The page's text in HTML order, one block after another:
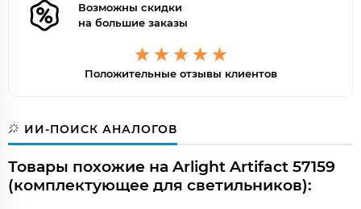
Возможны скидки
на большие заказы
Положительные отзывы клиентов
ИИ-ПОИСК АНАЛОГОВ
Товары похожие на Arlight Artifact 57159
(комплектующее для светильников):